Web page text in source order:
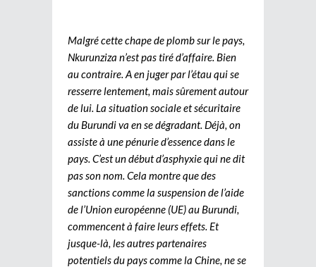
Malgré cette chape de plomb sur le pays,
Nkurunziza n’est pas tiré d’affaire. Bien
au contraire. A en juger par l’étau qui se
resserre lentement, mais sûrement autour
de lui. La situation sociale et sécuritaire
du Burundi va en se dégradant. Déjà, on
assiste à une pénurie d’essence dans le
pays. C’est un début d’asphyxie qui ne dit
pas son nom. Cela montre que des
sanctions comme la suspension de l’aide
de l’Union européenne (UE) au Burundi,
commencent à faire leurs effets. Et
jusque-là, les autres partenaires
potentiels du pays comme la Chine, ne se